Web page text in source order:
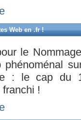
Web en .fr !
le
phénoménal
: le cap du
!